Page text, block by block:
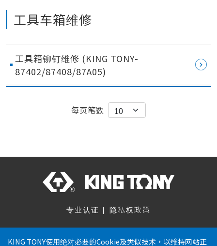
KING TONY使用绝对必要的Cookie及类似技术，以维持网站正
工具车箱维修
工具箱铆钉维修 (KING TONY-
87402/87408/87A05)
每页笔数
专业认证 隐私权政策
关注我们